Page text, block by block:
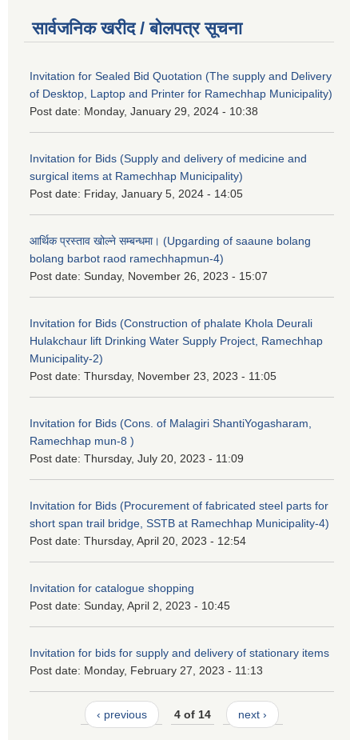
सार्वजनिक खरीद / बोलपत्र सूचना
Invitation for Sealed Bid Quotation (The supply and Delivery
of Desktop, Laptop and Printer for Ramechhap Municipality)
Post date: Monday, January 29, 2024 - 10:38
Invitation for Bids (Supply and delivery of medicine and
surgical items at Ramechhap Municipality)
Post date: Friday, January 5, 2024 - 14:05
आर्थिक प्रस्ताव खोल्ने सम्बन्धमा। (Upgarding of saaune bolang
bolang barbot raod ramechhapmun-4)
Post date: Sunday, November 26, 2023 - 15:07
Invitation for Bids (Construction of phalate Khola Deurali
Hulakchaur lift Drinking Water Supply Project, Ramechhap
Municipality-2)
Post date: Thursday, November 23, 2023 - 11:05
Invitation for Bids (Cons. of Malagiri ShantiYogasharam,
Ramechhap mun-8 )
Post date: Thursday, July 20, 2023 - 11:09
Invitation for Bids (Procurement of fabricated steel parts for
short span trail bridge, SSTB at Ramechhap Municipality-4)
Post date: Thursday, April 20, 2023 - 12:54
Invitation for catalogue shopping
Post date: Sunday, April 2, 2023 - 10:45
Invitation for bids for supply and delivery of stationary items
Post date: Monday, February 27, 2023 - 11:13
‹ previous 4 of 14 next ›